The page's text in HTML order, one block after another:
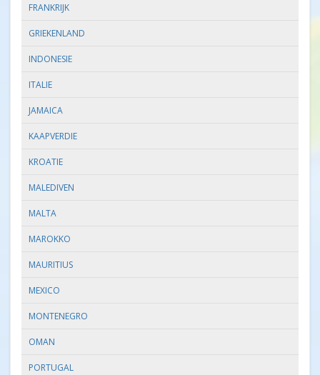
FRANKRIJK
GRIEKENLAND
INDONESIE
ITALIE
JAMAICA
KAAPVERDIE
KROATIE
MALEDIVEN
MALTA
MAROKKO
MAURITIUS
MEXICO
MONTENEGRO
OMAN
PORTUGAL